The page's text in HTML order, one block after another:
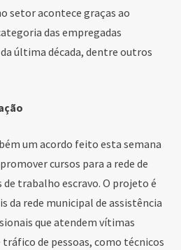
setor acontece graças ao
das empregadas
última década, dentre outros
um acordo feito esta semana
cursos para a rede de
de trabalho escravo. O projeto é
da rede municipal de assistência
que atendem vítimas
tráfico de pessoas, como técnicos